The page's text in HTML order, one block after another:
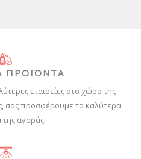
ΠΡΟΪΟΝΤΑ
εταιρείες στο χώρο της
σας προσφέρουμε τα καλύτερα
της αγοράς.